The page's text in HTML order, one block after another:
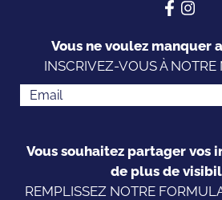
Vous ne voulez manquer
INSCRIVEZ-VOUS À NOTRE
Vous souhaitez partager vos
de plus de
REMPLISSEZ NOTRE